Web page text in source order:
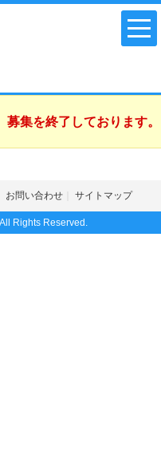
集を終了しております。
お問い合わせ サイトマップ
Rights Reserved.